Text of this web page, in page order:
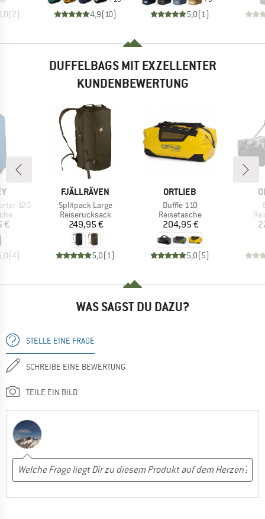
(2)
4,9(10)
5,0(1 )
DUFFELBAGS MIT EXZELLENTER
KUNDENBEWERTUNG
120
€
(4)
MARKE
FJÄLLRÄVEN
Artikel
Splitpack Large
Produktgruppe
Reiserucksack
Preis
249,95 €
5,0(1)
MARKE
ORTLIEB
Artikel
Duffle 110
Produktgruppe
Reisetasche
Preis
204,95 €
5,0(5)
WAS SAGST DU DAZU?
STELLE EINE FRAGE
SCHREIBE EINE BEWERTUNG
TEILE EIN BILD